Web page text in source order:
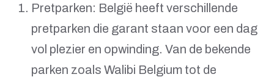
Pretparken: België heeft verschillende
pretparken die garant staan ​​voor een dag
vol plezier en opwinding. Van de bekende
parken zoals Walibi Belgium tot de